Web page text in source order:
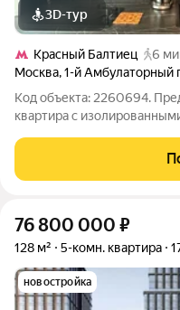
3D-тур
Красный Балтиец
6
Москва,1-й Амбулаторный
Код объекта: 2260694.
квартира с
пространство! Описание квартиры:
76 800 000 ₽
128 м² 5-комн. квартира
новостройка